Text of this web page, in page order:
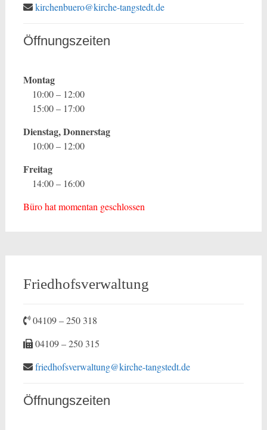
kirchenbuero@kirche-tangstedt.de
Öffnungszeiten
Montag
10:00 – 12:00
15:00 – 17:00
Dienstag, Donnerstag
10:00 – 12:00
Freitag
14:00 – 16:00
Büro hat momentan geschlossen
Friedhofsverwaltung
04109 – 250 318
04109 – 250 315
friedhofsverwaltung@kirche-tangstedt.de
Öffnungszeiten